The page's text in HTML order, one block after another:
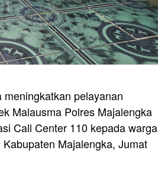
pelayanan
Malausma Polres Majalengka
Call Center 110 kepada warga
Majalengka, Jumat